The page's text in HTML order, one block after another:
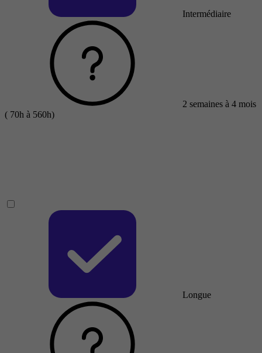
Intermédiaire
2 semaines à 4 mois
( 70h à 560h)
Longue